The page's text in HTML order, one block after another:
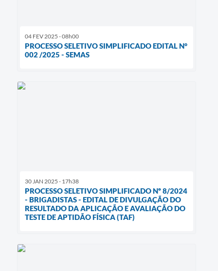
04 FEV 2025 - 08h00
PROCESSO SELETIVO SIMPLIFICADO EDITAL N°
002 /2025 - SEMAS
30 JAN 2025 - 17h38
PROCESSO SELETIVO SIMPLIFICADO Nº 8/2024
- BRIGADISTAS - EDITAL DE DIVULGAÇÃO DO
RESULTADO DA APLICAÇÃO E AVALIAÇÃO DO
TESTE DE APTIDÃO FÍSICA (TAF)